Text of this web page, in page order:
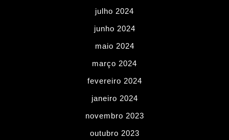
julho 2024
junho 2024
maio 2024
março 2024
fevereiro 2024
janeiro 2024
novembro 2023
outubro 2023